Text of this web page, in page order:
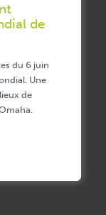
de
du 6 juin
Une
de